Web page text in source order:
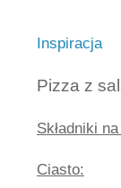
Inspiracja
Pizza z
Składniki
Ciasto: